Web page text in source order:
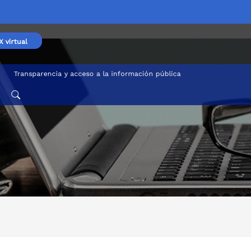
virtual
Transparencia y acceso a la información pública